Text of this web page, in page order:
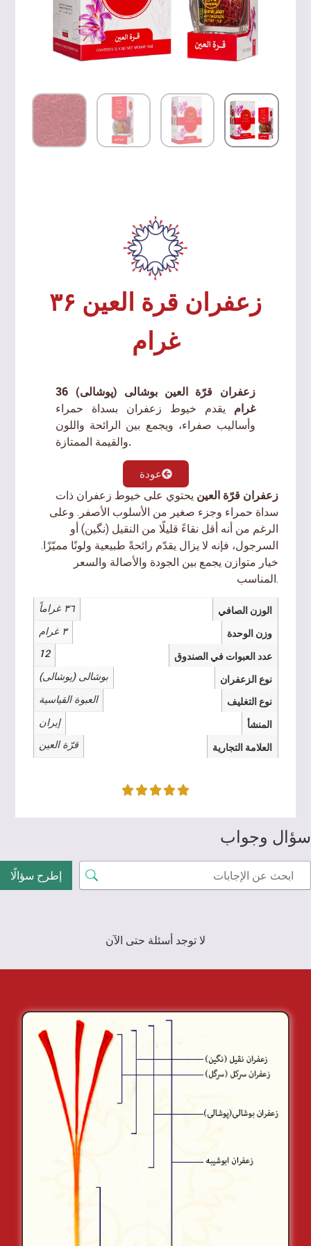
زعفران قرة العين ۳۶
غرام
زعفران قرّة العين بوشالی (پوشالی) 36
غرام يقدم خيوط زعفران بسداة حمراء
وأساليب صفراء، ويجمع بين الرائحة واللون
والقيمة الممتازة.
عودة
زعفران قرّة العين يحتوي على خيوط زعفران ذات
سداة حمراء وجزء صغير من الأسلوب الأصفر. وعلى
الرغم من أنه أقل نقاءً قليلًا من النقیل (نگین) أو
السرجول، فإنه لا يزال يقدّم رائحةً طبيعية ولونًا مميّزًا.
خيار متوازن يجمع بين الجودة والأصالة والسعر
المناسب.
الوزن الصافي
٣٦ غراماً
وزن الوحدة
۳ غرام
عدد العبوات في الصندوق
12
نوع الزعفران
بوشالی (پوشالی)
نوع التغليف
العبوة القياسية
المنشأ
إيران
العلامة التجارية
قرّة العين
سؤال وجواب
إطرح سؤالًا
لا توجد أسئلة حتى الآن